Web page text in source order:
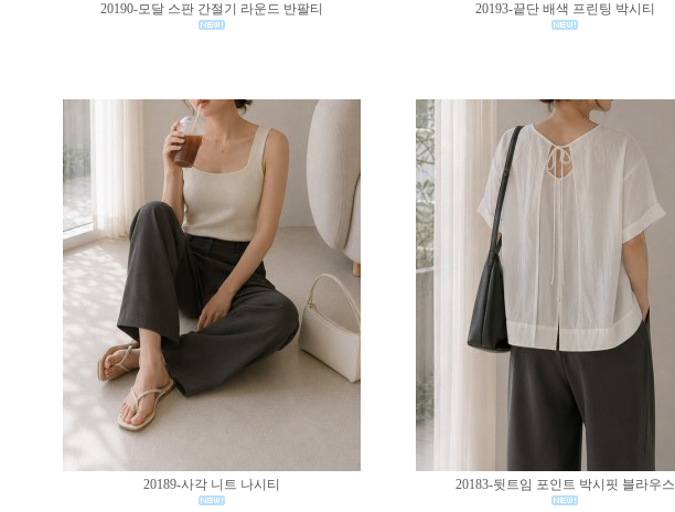
20190-모달 스판 간절기 라운드 반팔티 20193-끝단 배색 프린팅 박시티
20189-사각 니트 나시티 20183-뒷트임 포인트 박시핏 블라우스